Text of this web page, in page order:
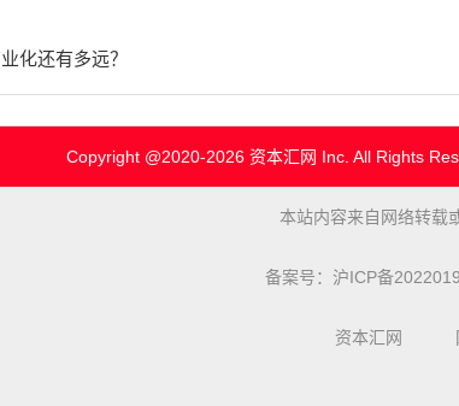
化还有多远？
Copyright @2020-2026 资本汇网 Inc. All Rights
本站内容来自网络转载
备案号： 沪ICP备
资本汇网